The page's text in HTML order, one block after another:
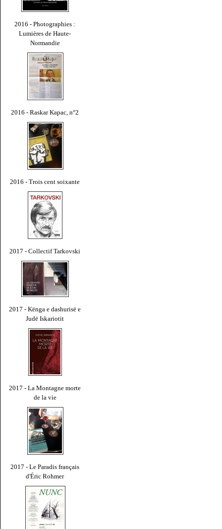
2016 - Photographies :
Lumières de Haute-
Normandie
2016 - Raskar Kapac, n°2
2016 - Trois cent soixante
2017 - Collectif Tarkovski
2017 - Kënga e dashurisë e
Judë Iskariotit
2017 - La Montagne morte
de la vie
2017 - Le Paradis français
d'Éric Rohmer